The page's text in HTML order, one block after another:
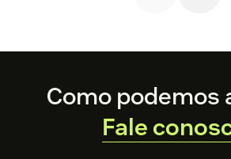
FooterComo podemos
Fale